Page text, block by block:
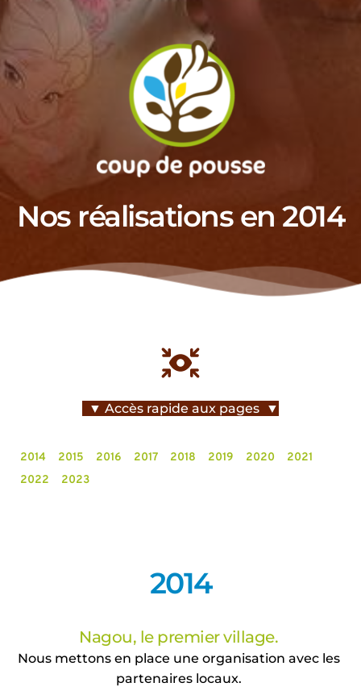
Nos réalisations en 2014
  ▼ Accès rapide aux pages  ▼
2014 2015 2016 2017 2018 2019 2020
2021
2022
2023
2014
Nagou, le premier village.
Nous mettons en place une organisation avec les
partenaires locaux.